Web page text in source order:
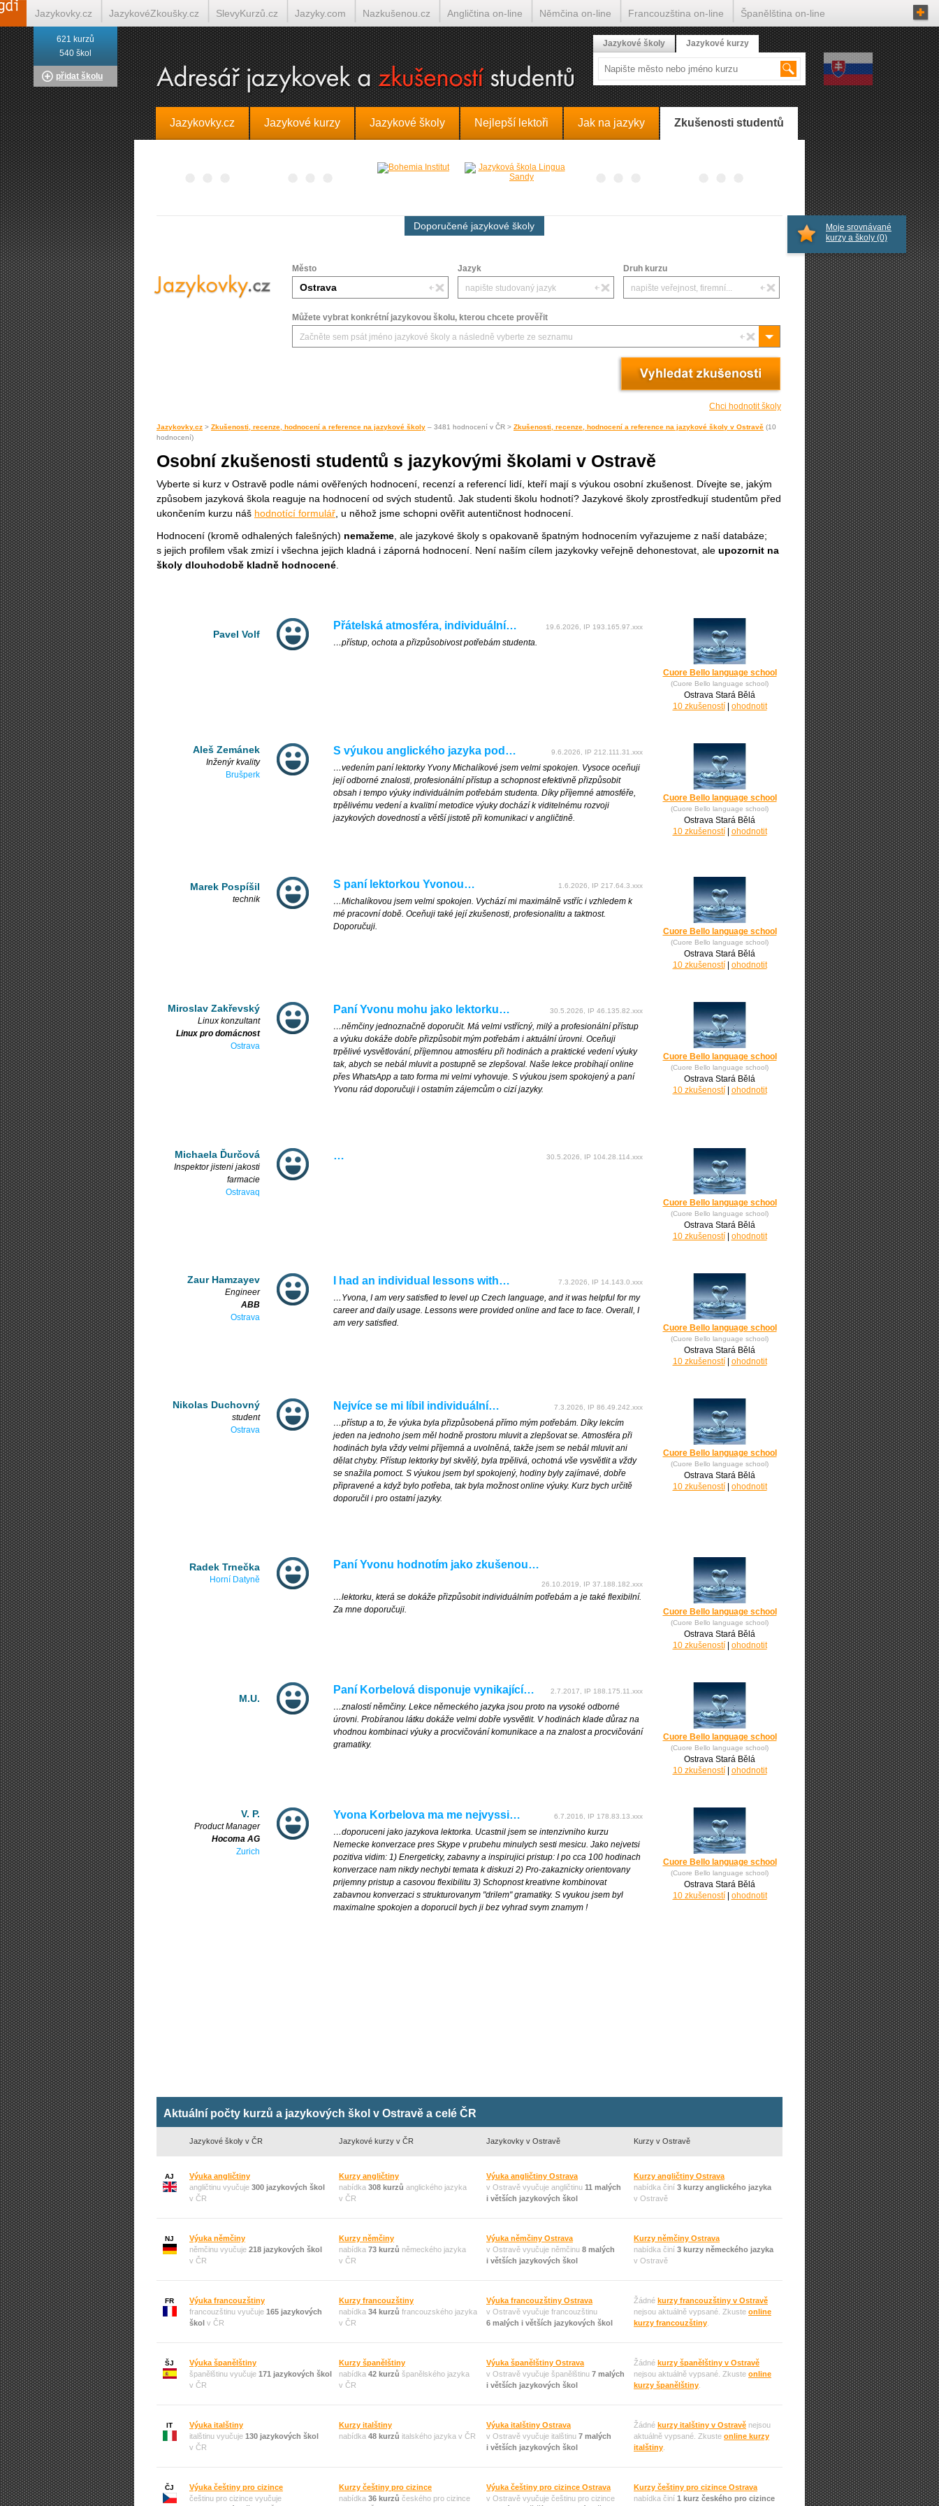
Jazykovky.cz Jazykové kurzy Jazykové školy Nejlepší lektoři Jak na jazyky Zkušenosti studentů
Doporučené jazykové školy
Město Jazyk Druh kurzu
Můžete vybrat konkrétní jazykovou školu, kterou chcete prověřit
Chci hodnotit školy
Jazykovky.cz > Zkušenosti, recenze, hodnocení a reference na jazykové školy – 3481 hodnocení v ČR > Zkušenosti, recenze, hodnocení a reference na jazykové školy v Ostravě (10
hodnocení)
Osobní zkušenosti studentů s jazykovými školami v Ostravě
Vyberte si kurz v Ostravě podle námi ověřených hodnocení, recenzí a referencí lidí, kteří mají s výukou osobní zkušenost. Dívejte se, jakým
způsobem jazyková škola reaguje na hodnocení od svých studentů. Jak studenti školu hodnotí? Jazykové školy zprostředkují studentům před
ukončením kurzu náš hodnotící formulář , u něhož jsme schopni ověřit autentičnost hodnocení.
Hodnocení (kromě odhalených falešných) nemažeme , ale jazykové školy s opakovaně špatným hodnocením vyřazujeme z naší databáze;
s jejich profilem však zmizí i všechna jejich kladná i záporná hodnocení. Není naším cílem jazykovky veřejně dehonestovat, ale upozornit na
školy dlouhodobě kladně hodnocené
Pavel Volf
Přátelská atmosféra, individuální… 19.6.2026, IP 193.165.97.xxx
…přístup, ochota a přizpůsobivost potřebám studenta.
Cuore Bello language school
(Cuore Bello language school)
Ostrava Stará Bělá
10 zkušeností| ohodnotit
Aleš Zemánek
Inženýr kvality
Brušperk
S výukou anglického jazyka pod… 9.6.2026, IP 212.111.31.xxx
…vedením paní lektorky Yvony Michalíkové jsem velmi spokojen. Vysoce oceňuji
její odborné znalosti, profesionální přístup a schopnost efektivně přizpůsobit
obsah i tempo výuky individuálním potřebám studenta. Díky příjemné atmosféře,
trpělivému vedení a kvalitní metodice výuky dochází k viditelnému rozvoji
jazykových dovedností a větší jistotě při komunikaci v angličtině.
Cuore Bello language school
(Cuore Bello language school)
Ostrava Stará Bělá
10 zkušeností| ohodnotit
Marek Pospíšil
technik
S paní lektorkou Yvonou… 1.6.2026, IP 217.64.3.xxx
…Michalíkovou jsem velmi spokojen. Vychází mi maximálně vstříc i vzhledem k
mé pracovní době. Oceňuji také její zkušenosti, profesionalitu a taktnost.
Doporučuji.
Cuore Bello language school
(Cuore Bello language school)
Ostrava Stará Bělá
10 zkušeností| ohodnotit
Miroslav Zakřevský
Linux konzultant
Linux pro domácnost
Ostrava
Paní Yvonu mohu jako lektorku… 30.5.2026, IP 46.135.82.xxx
…němčiny jednoznačně doporučit. Má velmi vstřícný, milý a profesionální přístup
a výuku dokáže dobře přizpůsobit mým potřebám i aktuální úrovni. Oceňuji
trpělivé vysvětlování, příjemnou atmosféru při hodinách a praktické vedení výuky
tak, abych se nebál mluvit a postupně se zlepšoval. Naše lekce probíhají online
přes WhatsApp a tato forma mi velmi vyhovuje. S výukou jsem spokojený a paní
Yvonu rád doporučuji i ostatním zájemcům o cizí jazyky.
Cuore Bello language school
(Cuore Bello language school)
Ostrava Stará Bělá
10 zkušeností| ohodnotit
Michaela Ďurčová
Inspektor jisteni jakosti
farmacie
Ostravaq
… 30.5.2026, IP 104.28.114.xxx
Cuore Bello language school
(Cuore Bello language school)
Ostrava Stará Bělá
10 zkušeností| ohodnotit
Zaur Hamzayev
Engineer
ABB
Ostrava
I had an individual lessons with… 7.3.2026, IP 14.143.0.xxx
…Yvona, I am very satisfied to level up Czech language, and it was helpful for my
career and daily usage. Lessons were provided online and face to face. Overall, I
am very satisfied.
Cuore Bello language school
(Cuore Bello language school)
Ostrava Stará Bělá
10 zkušeností| ohodnotit
Nikolas Duchovný
student
Ostrava
Nejvíce se mi líbil individuální… 7.3.2026, IP 86.49.242.xxx
…přístup a to, že výuka byla přizpůsobená přímo mým potřebám. Díky lekcím
jeden na jednoho jsem měl hodně prostoru mluvit a zlepšovat se. Atmosféra při
hodinách byla vždy velmi příjemná a uvolněná, takže jsem se nebál mluvit ani
dělat chyby. Přístup lektorky byl skvělý, byla trpělivá, ochotná vše vysvětlit a vždy
se snažila pomoct. S výukou jsem byl spokojený, hodiny byly zajímavé, dobře
připravené a když bylo potřeba, tak byla možnost online výuky. Kurz bych určitě
doporučil i pro ostatní jazyky.
Cuore Bello language school
(Cuore Bello language school)
Ostrava Stará Bělá
10 zkušeností| ohodnotit
Radek Trnečka
Horní Datyně
Paní Yvonu hodnotím jako zkušenou…
26.10.2019, IP 37.188.182.xxx
…lektorku, která se dokáže přizpůsobit individuálním potřebám a je také flexibilní.
Za mne doporučuji.
Cuore Bello language school
(Cuore Bello language school)
Ostrava Stará Bělá
10 zkušeností| ohodnotit
M.U.
Paní Korbelová disponuje vynikající… 2.7.2017, IP 188.175.11.xxx
…znalostí němčiny. Lekce německého jazyka jsou proto na vysoké odborné
úrovni. Probíranou látku dokáže velmi dobře vysvětlit. V hodinách klade důraz na
vhodnou kombinaci výuky a procvičování komunikace a na znalost a procvičování
gramatiky.
Cuore Bello language school
(Cuore Bello language school)
Ostrava Stará Bělá
10 zkušeností| ohodnotit
V. P.
Product Manager
Hocoma AG
Zurich
Yvona Korbelova ma me nejvyssi… 6.7.2016, IP 178.83.13.xxx
…doporuceni jako jazykova lektorka. Ucastnil jsem se intenzivniho kurzu
Nemecke konverzace pres Skype v prubehu minulych sesti mesicu. Jako nejvetsi
pozitiva vidim: 1) Energeticky, zabavny a inspirujici pristup: I po cca 100 hodinach
konverzace nam nikdy nechybi temata k diskuzi 2) Pro-zakaznicky orientovany
prijemny pristup a casovou flexibilitu 3) Schopnost kreativne kombinovat
zabavnou konverzaci s strukturovanym "drilem" gramatiky. S vyukou jsem byl
maximalne spokojen a doporucil bych ji bez vyhrad svym znamym !
Cuore Bello language school
(Cuore Bello language school)
Ostrava Stará Bělá
10 zkušeností| ohodnotit
Aktuální počty kurzů a jazykových škol v Ostravě a celé ČR
Jazykové školy v ČR Jazykové kurzy v ČR Jazykovky v Ostravě Kurzy v Ostravě
AJ
Výuka angličtiny
angličtinu vyučuje 300 jazykových škol
v ČR
Kurzy angličtiny
nabídka 308 kurzů anglického jazyka
v ČR
Výuka angličtiny Ostrava
v Ostravě vyučuje angličtinu 11 malých
i větších jazykových škol
Kurzy angličtiny Ostrava
nabídka činí 3 kurzy anglického jazyka
v Ostravě
NJ
Výuka němčiny
němčinu vyučuje 218 jazykových škol
v ČR
Kurzy němčiny
nabídka 73 kurzů německého jazyka
v ČR
Výuka němčiny Ostrava
v Ostravě vyučuje němčinu 8 malých
i větších jazykových škol
Kurzy němčiny Ostrava
nabídka činí 3 kurzy německého jazyka
v Ostravě
FR
Výuka francouzštiny
francouzštinu vyučuje 165 jazykových
škol v ČR
Kurzy francouzštiny
nabídka 34 kurzů francouzského jazyka
v ČR
Výuka francouzštiny Ostrava
v Ostravě vyučuje francouzštinu
6 malých i větších jazykových škol
Žádné kurzy francouzštiny v Ostravě
nejsou aktuálně vypsané. Zkuste online
kurzy francouzštiny
ŠJ
Výuka španělštiny
španělštinu vyučuje 171 jazykových škol
v ČR
Kurzy španělštiny
nabídka 42 kurzů španělského jazyka
v ČR
Výuka španělštiny Ostrava
v Ostravě vyučuje španělštinu 7 malých
i větších jazykových škol
Žádné kurzy španělštiny v Ostravě
nejsou aktuálně vypsané. Zkuste online
kurzy španělštiny
IT
Výuka italštiny
italštinu vyučuje 130 jazykových škol
v ČR
Kurzy italštiny
nabídka 48 kurzů italského jazyka v ČR
Výuka italštiny Ostrava
v Ostravě vyučuje italštinu 7 malých
i větších jazykových škol
Žádné kurzy italštiny v Ostravě nejsou
aktuálně vypsané. Zkuste online kurzy
italštiny
ČJ
Výuka češtiny pro cizince
češtinu pro cizince vyučuje
Kurzy češtiny pro cizince
nabídka 36 kurzů českého pro cizince
Výuka češtiny pro cizince Ostrava
v Ostravě vyučuje češtinu pro cizince
Kurzy češtiny pro cizince Ostrava
nabídka činí 1 kurz českého pro cizince
Moje srovnávané
kurzy a školy (0)
621 kurzů
540 škol
přidat školu
Jazykové školy Jazykové kurzy
Jazykovky.cz JazykovéZkoušky.cz SlevyKurzů.cz Jazyky.com Nazkušenou.cz Angličtina on-line Němčina on-line Francouzština on-line Španělština on-line
Italština on-line Tlumočení-Překlady.cz Překládá.cz Tlumočí.cz